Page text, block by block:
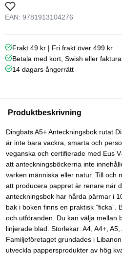
EAN: 9781913104276
Frakt 49 kr | Fri frakt över 499 kr
Betala med kort, Swish eller faktura
14 dagars ångerrätt
Produktbeskrivning
Dingbats A5+ Anteckningsbok rutat
är inte bara vackra, smarta och
veganska och certifierade med Eus
att anteckningsböckerna inte
varken människa eller natur. Till och
att producera pappret är renare när
anteckningsbok har hårda pärmar i
bak i boken finns en praktisk ”ficka”.
och utföranden. Du kan välja mellan
linjerade blad. Storlekar: A4, A4+, A5,
Familjeföretaget grundades i
utveckla pappersprodukter av hög